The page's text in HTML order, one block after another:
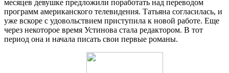
месяцев девушке предложили поработать над переводом
программ американского телевидения. Татьяна согласилась, и
уже вскоре с удовольствием приступила к новой работе. Еще
через некоторое время Устинова стала редактором. В тот
период она и начала писать свои первые романы.